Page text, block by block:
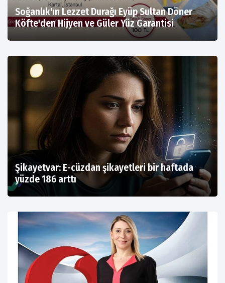
Soğanlık'ın Lezzet Durağı Eyüp Sultan Döner
Köfte'den Hijyen ve Güler Yüz Garantisi
Şikayetvar: E-cüzdan şikayetleri bir haftada
yüzde 186 arttı